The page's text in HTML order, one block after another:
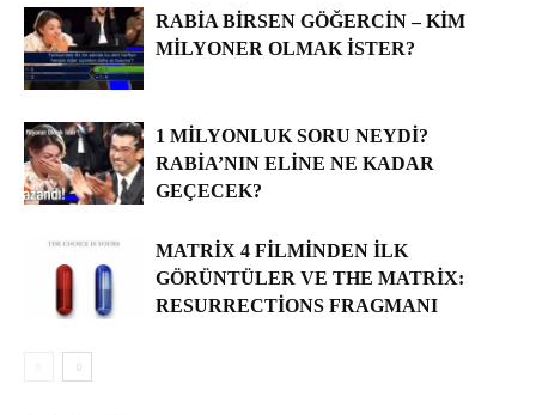
RABIA BIRSEN GÖĞERCIN – KIM
MILYONER OLMAK İSTER?
1 MILYONLUK SORU NEYDI?
RABIA’NIN ELINE NE KADAR
GEÇECEK?
MATRIX 4 FILMINDEN İLK
GÖRÜNTÜLER VE THE MATRIX:
RESURRECTIONS FRAGMANI